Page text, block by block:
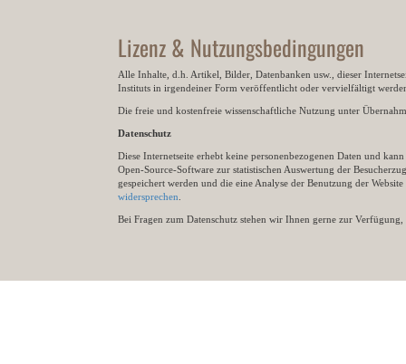
Lizenz & Nutzungsbedingungen
Alle Inhalte, d.h. Artikel, Bilder, Datenbanken usw., dieser
Instituts in irgendeiner Form veröffentlicht oder vervielfältigt
Die freie und kostenfreie wissenschaftliche Nutzung unter
Datenschutz
Diese Internetseite erhebt keine personenbezogenen Daten und
Open-Source-Software zur statistischen Auswertung der
gespeichert werden und die eine Analyse der Benutzung der
widersprechen
Bei Fragen zum Datenschutz stehen wir Ihnen gerne zur